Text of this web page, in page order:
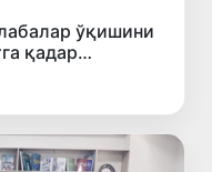
ўқишини
қадар